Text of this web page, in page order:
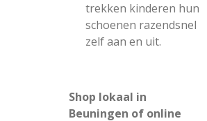
trekken kinderen hun
schoenen razendsnel
zelf aan en uit.
Shop lokaal in
Beuningen of online